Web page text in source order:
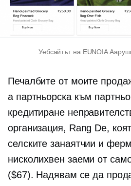
Уебсайтът на EUNOIA
Печалбите от моите
a партньорска към
кредитиране
организация, Rang De,
селските занаятчии и
нисколихвен заеми от
($67). Надявам се да